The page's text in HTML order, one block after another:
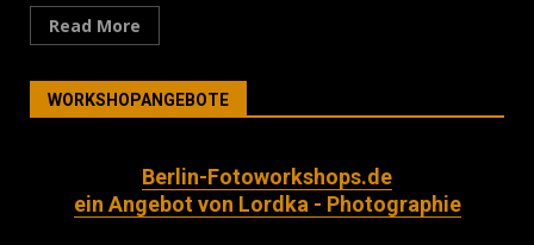
Read More
WORKSHOPANGEBOTE
Berlin-Fotoworkshops.de
ein Angebot von Lordka - Photographie